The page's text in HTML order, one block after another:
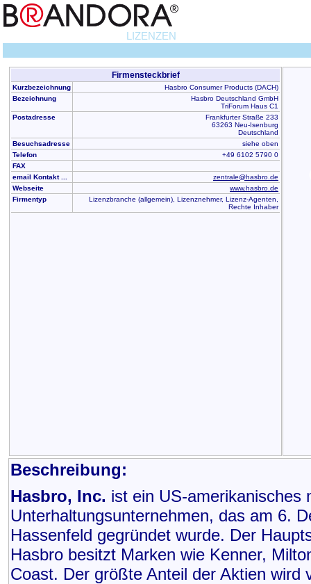
LIZENZEN
Firmensteckbrief
Kurzbezeichnung
Hasbro Consumer Products (DACH)
Bezeichnung
Hasbro Deutschland GmbH
TriForum Haus C1
Postadresse
Frankfurter Straße 233
63263 Neu-Isenburg
Deutschland
Besuchsadresse
siehe oben
Telefon
+49 6102 5790 0
FAX
email Kontakt ...
zentrale@hasbro.de
Webseite
www.hasbro.de
Firmentyp
Lizenzbranche (allgemein), Lizenznehmer, Lizenz-Agenten,
Rechte Inhaber
Beschreibung:
Hasbro, Inc. ist ein US-amerikanisches
Unterhaltungsunternehmen, das am 6.
Hassenfeld gegründet wurde. Der
Hasbro besitzt Marken wie Kenner,
Coast. Der größte Anteil der Aktien